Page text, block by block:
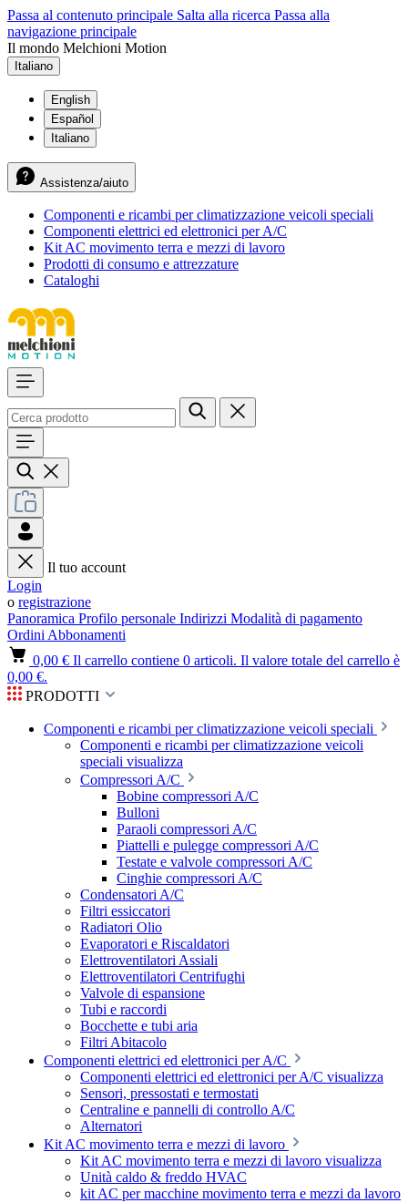
Passa al contenuto principale Salta alla ricerca Passa alla
navigazione principale
Il mondo Melchioni Motion
Italiano
English
Español
Italiano
Assistenza/aiuto
Componenti e ricambi per climatizzazione veicoli speciali
Componenti elettrici ed elettronici per A/C
Kit AC movimento terra e mezzi di lavoro
Prodotti di consumo e attrezzature
Cataloghi
Il tuo account
Login
o registrazione
Panoramica Profilo personale Indirizzi Modalità di pagamento
Ordini Abbonamenti
0,00 € Il carrello contiene 0 articoli. Il valore totale del carrello è
0,00 €.
PRODOTTI
Componenti e ricambi per climatizzazione veicoli speciali
Componenti e ricambi per climatizzazione veicoli
speciali visualizza
Compressori A/C
Bobine compressori A/C
Bulloni
Paraoli compressori A/C
Piattelli e pulegge compressori A/C
Testate e valvole compressori A/C
Cinghie compressori A/C
Condensatori A/C
Filtri essiccatori
Radiatori Olio
Evaporatori e Riscaldatori
Elettroventilatori Assiali
Elettroventilatori Centrifughi
Valvole di espansione
Tubi e raccordi
Bocchette e tubi aria
Filtri Abitacolo
Componenti elettrici ed elettronici per A/C
Componenti elettrici ed elettronici per A/C visualizza
Sensori, pressostati e termostati
Centraline e pannelli di controllo A/C
Alternatori
Kit AC movimento terra e mezzi di lavoro
Kit AC movimento terra e mezzi di lavoro visualizza
Unità caldo & freddo HVAC
kit AC per macchine movimento terra e mezzi da lavoro